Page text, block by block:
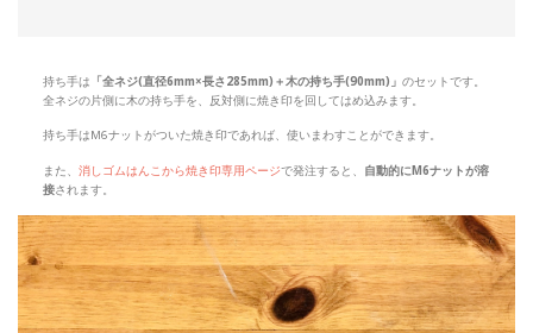
持ち手は 「全ネジ(直径6mm×長さ285mm)＋木の持ち手(90mm)」 のセットです。
全ネジの片側に木の持ち手を、反対側に焼き印を回してはめ込みます。
持ち手はM6ナットがついた焼き印であれば、使いまわすことができます。
また、 消しゴムはんこから焼き印専用ページで発注すると、 自動的にM6ナットが溶
接されます。